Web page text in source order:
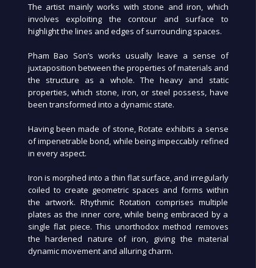
The artist mainly works with stone and iron, which
involves exploiting the contour and surface to
highlight the lines and edges of surrounding spaces.
Pham Bao Son’s works usually leave a sense of
juxtaposition between the properties of materials and
the structure as a whole. The heavy and static
properties, which stone, iron, or steel possess, have
been transformed into a dynamic state.
Having been made of stone, Rotate exhibits a sense
of impenetrable bond, while being impeccably refined
in every aspect.
Iron is morphed into a thin flat surface, and irregularly
coiled to create geometric spaces and forms within
the artwork. Rhythmic Rotation comprises multiple
plates as the inner core, while being embraced by a
single flat piece. This unorthodox method removes
the hardened nature of iron, giving the material
dynamic movement and alluring charm.